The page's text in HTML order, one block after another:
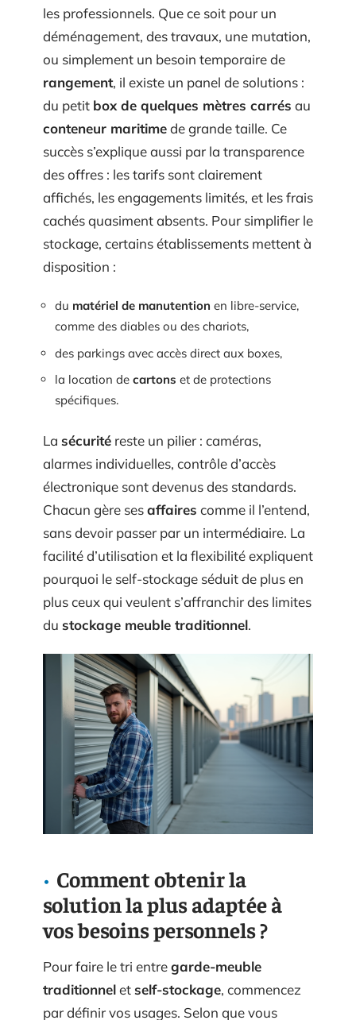
les professionnels. Que ce soit pour un
déménagement, des travaux, une mutation,
ou simplement un besoin temporaire de
rangement, il existe un panel de solutions :
du petit box de quelques mètres carrés au
conteneur maritimede grande taille. Ce
succès s’explique aussi par la transparence
des offres : les tarifs sont clairement
affichés, les engagements limités, et les frais
cachés quasiment absents. Pour simplifier le
stockage, certains établissements mettent à
disposition :
du matériel de manutention en libre-service,
comme des diables ou des chariots,
des parkings avec accès direct aux boxes,
la location de cartons et de protections
spécifiques.
La sécurité reste un pilier : caméras,
alarmes individuelles, contrôle d’accès
électronique sont devenus des standards.
Chacun gère sesaffaires comme il l’entend,
sans devoir passer par un intermédiaire. La
facilité d’utilisation et la flexibilité expliquent
pourquoi le self-stockage séduit de plus en
plus ceux qui veulent s’affranchir des limites
du stockage meuble traditionnel.
Comment obtenir la
solution la plus adaptée à
vos besoins personnels ?
Pour faire le tri entregarde-meuble
traditionneletself-stockage, commencez
par définir vos usages. Selon que vous